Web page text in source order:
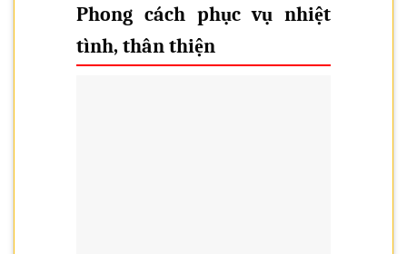
Phong cách phục vụ nhiệt
tình, thân thiện